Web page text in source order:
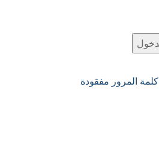
كلمة المرور مفقودة